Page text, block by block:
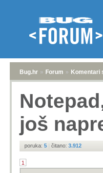
Bug.hr » Forum » Komentari
još
poruka: 5 | čitano: 3.912
1